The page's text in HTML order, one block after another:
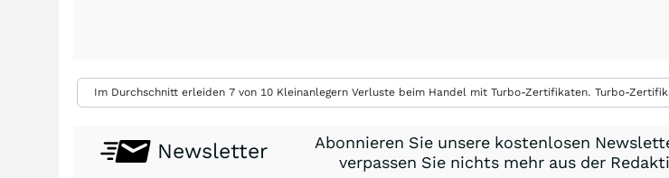
Im Durchschnitt erleiden 7 von 10 Kleinanlegern Verluste beim Handel mit Turbo-Zertifikaten. Turbo-
Newsletter
Abonnieren Sie unsere kostenlosen
verpassen Sie nichts mehr aus der